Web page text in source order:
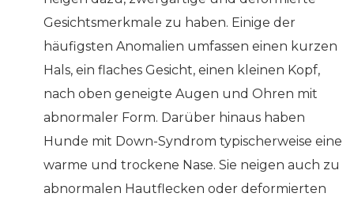
Gesichtsmerkmale zu haben. Einige der
häufigsten Anomalien umfassen einen kurzen
Hals, ein flaches Gesicht, einen kleinen Kopf,
nach oben geneigte Augen und Ohren mit
abnormaler Form. Darüber hinaus haben
Hunde mit Down-Syndrom typischerweise eine
warme und trockene Nase. Sie neigen auch zu
abnormalen Hautflecken oder deformierten